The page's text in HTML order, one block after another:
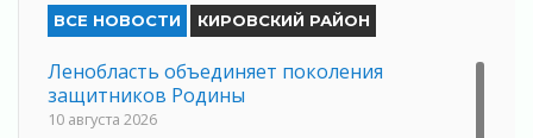
ВСЕ НОВОСТИ КИРОВСКИЙ РАЙОН
Ленобласть объединяет поколения
защитников Родины
10 августа 2026